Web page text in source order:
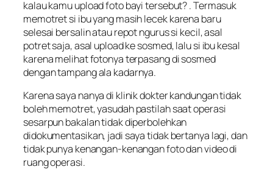
kalau kamu upload foto bayi tersebut? . Termasuk
memotret si ibu yang masihlecekkarena baru
selesai bersalin atau repot ngurus si kecil, asal
potret saja, asal upload ke sosmed, lalu si ibu kesal
karena melihat fotonya terpasang di sosmed
dengan tampang ala kadarnya.
Karena saya nanya di klinik dokter kandungan tidak
boleh memotret, yasudah pastilah saat operasi
sesarpun bakalan tidak diperbolehkan
didokumentasikan, jadi saya tidak bertanya lagi, dan
tidak punya kenangan-kenangan foto dan video di
ruang operasi.